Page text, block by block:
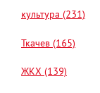
культура (231)
Ткачев (165)
ЖКХ (139)